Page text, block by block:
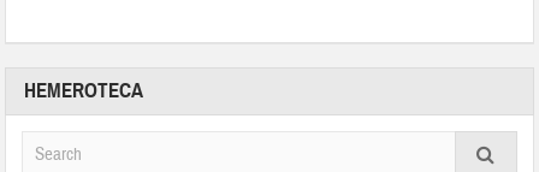
HEMEROTECA